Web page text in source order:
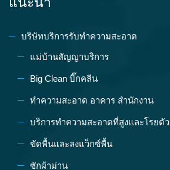
บริษัทบริการรับทำความสะอาด
แม่บ้านสัญญาบริการ
Big Clean บิ๊กคลีน
ทำความสะอาด อาคาร สำนักงาน
บริการทำความสะอาดที่สูงและโรยตัว
ขัดพื้นและลงแว็กซ์พื้น
ซักผ้าม่าน